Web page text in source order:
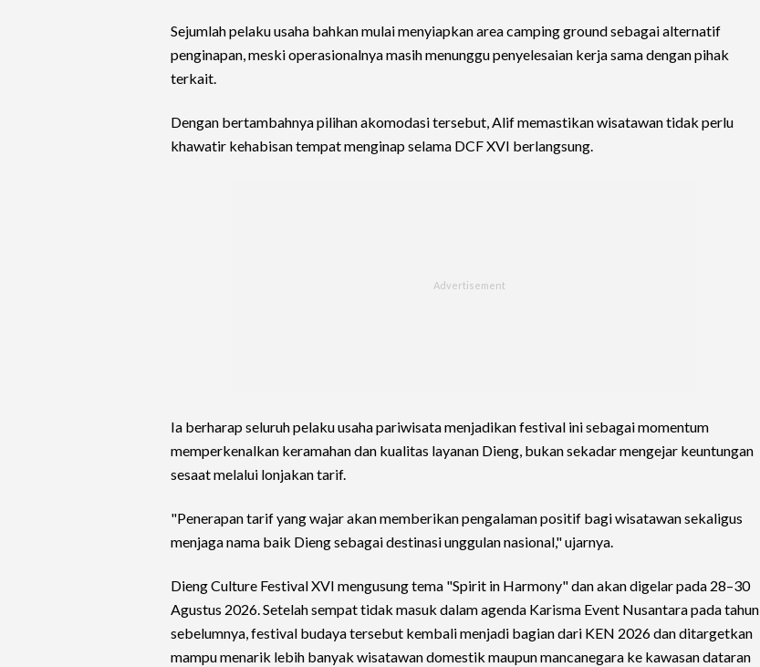
Sejumlah pelaku usaha bahkan mulai menyiapkan area camping ground sebagai alternatif
penginapan, meski operasionalnya masih menunggu penyelesaian kerja sama dengan pihak
terkait.
Dengan bertambahnya pilihan akomodasi tersebut, Alif memastikan wisatawan tidak perlu
khawatir kehabisan tempat menginap selama DCF XVI berlangsung.
Ia berharap seluruh pelaku usaha pariwisata menjadikan festival ini sebagai momentum
memperkenalkan keramahan dan kualitas layanan Dieng, bukan sekadar mengejar keuntungan
sesaat melalui lonjakan tarif.
"Penerapan tarif yang wajar akan memberikan pengalaman positif bagi wisatawan sekaligus
menjaga nama baik Dieng sebagai destinasi unggulan nasional," ujarnya.
Dieng Culture Festival XVI mengusung tema "Spirit in Harmony" dan akan digelar pada 28–30
Agustus 2026. Setelah sempat tidak masuk dalam agenda Karisma Event Nusantara pada tahun
sebelumnya, festival budaya tersebut kembali menjadi bagian dari KEN 2026 dan ditargetkan
mampu menarik lebih banyak wisatawan domestik maupun mancanegara ke kawasan dataran